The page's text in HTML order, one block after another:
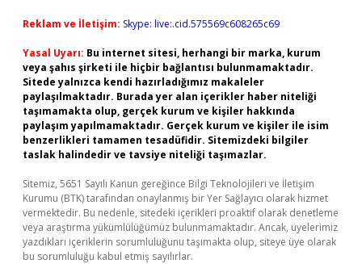
Reklam ve İletişim: Skype: live:.cid.575569c608265c69
Yasal Uyarı: Bu internet sitesi, herhangi bir marka, kurum
veya şahıs şirketi ile hiçbir bağlantısı bulunmamaktadır.
Sitede yalnızca kendi hazırladığımız makaleler
paylaşılmaktadır. Burada yer alan içerikler haber niteliği
taşımamakta olup, gerçek kurum ve kişiler hakkında
paylaşım yapılmamaktadır. Gerçek kurum ve kişiler ile isim
benzerlikleri tamamen tesadüfidir. Sitemizdeki bilgiler
taslak halindedir ve tavsiye niteliği taşımazlar.
Sitemiz, 5651 Sayılı Kanun gereğince Bilgi Teknolojileri ve İletişim
Kurumu (BTK) tarafından onaylanmış bir Yer Sağlayıcı olarak hizmet
vermektedir. Bu nedenle, sitedeki içerikleri proaktif olarak denetleme
veya araştırma yükümlülüğümüz bulunmamaktadır. Ancak, üyelerimiz
yazdıkları içeriklerin sorumluluğunu taşımakta olup, siteye üye olarak
bu sorumluluğu kabul etmiş sayılırlar.